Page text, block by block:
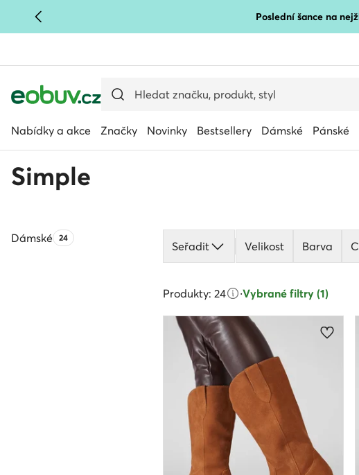
PŘEJÍT NA HLAVNÍ OBSAH Poslední šance na
Nabídky a akce Značky Novinky Bestsellery Dámské Pánské
Simple
DámskéPočet produktů:
24
Seřadit Velikost Barva
Produkty: 24 ·Vybrané filtry (1)